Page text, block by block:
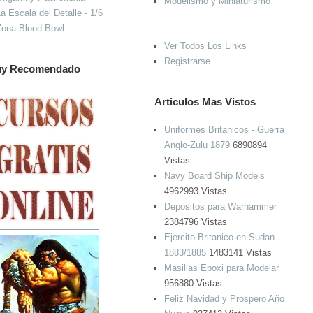
Ver Todos Los Links
Registrarse
Articulos Mas Vistos
Uniformes Britanicos - Guerra
Anglo-Zulu 18796890894
Vistas
Navy Board Ship Models
4962993 Vistas
Depositos para Warhammer
2384796 Vistas
Ejercito Britanico en Sudan
1883/18851483141 Vistas
Masillas Epoxi para Modelar
956880 Vistas
Feliz Navidad y Prospero Año
Escala del Detalle - 1/6
Blood Bowl
Recomendado